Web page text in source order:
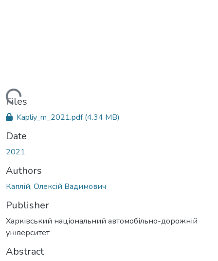
Loading...
Files
Kapliy_m_2021.pdf(4.34 MB)
Date
2021
Authors
Каплій, Олексій Вадимович
Publisher
Харківський національний автомобільно-дорожній
університет
Abstract